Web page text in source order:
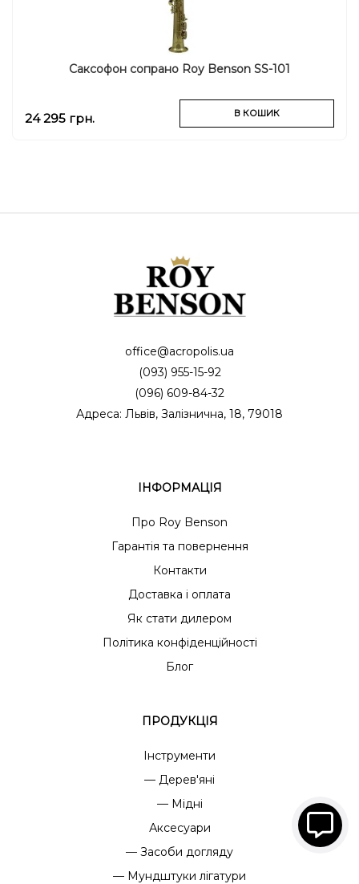
Саксофон сопрано Roy Benson SS-101
24 295 грн. В КОШИК
office@acropolis.ua
(093) 955-15-92
(096) 609-84-32
Адреса: Львів, Залізнична, 18, 79018
ІНФОРМАЦІЯ
Про Roy Benson
Гарантія та повернення
Контакти
Доставка і оплата
Як стати дилером
Політика конфіденційності
Блог
ПРОДУКЦІЯ
Інструменти
— Дерев'яні
— Мідні
Аксесуари
— Засоби догляду
— Мундштуки лігатури